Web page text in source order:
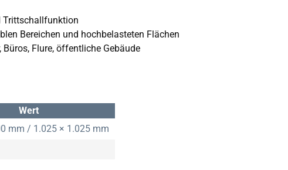
Trittschallfunktion
Bereichen und hochbelasteten Flächen
Flure, öffentliche Gebäude
Wert
mm / 1.025 × 1.025 mm